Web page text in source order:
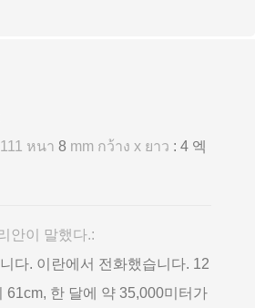
หนา 8 mm กว้าง x ยาว : 4 엑
안이 말했다.:
다. 이란에서 전화했습니다. 12
61cm, 한 달에 약 35,000미터가